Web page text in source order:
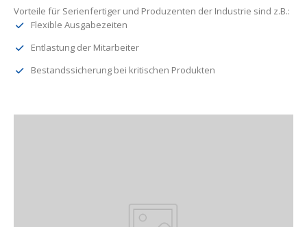
Vorteile für Serienfertiger und Produzenten der Industrie sind z.B.:
Flexible Ausgabezeiten
Entlastung der Mitarbeiter
Bestandssicherung bei kritischen Produkten